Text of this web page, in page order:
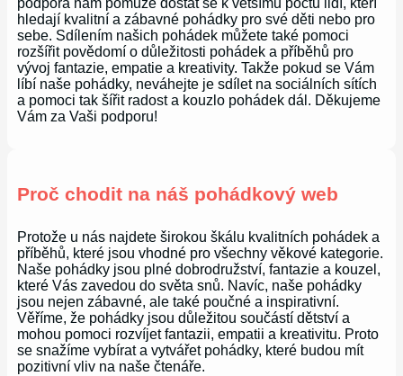
podpora nám pomůže dostat se k většímu počtu lidí, kteří
hledají kvalitní a zábavné pohádky pro své děti nebo pro
sebe. Sdílením našich pohádek můžete také pomoci
rozšířit povědomí o důležitosti pohádek a příběhů pro
vývoj fantazie, empatie a kreativity. Takže pokud se Vám
líbí naše pohádky, neváhejte je sdílet na sociálních sítích
a pomoci tak šířit radost a kouzlo pohádek dál. Děkujeme
Vám za Vaši podporu!
Proč chodit na náš pohádkový web
Protože u nás najdete širokou škálu kvalitních pohádek a
příběhů, které jsou vhodné pro všechny věkové kategorie.
Naše pohádky jsou plné dobrodružství, fantazie a kouzel,
které Vás zavedou do světa snů. Navíc, naše pohádky
jsou nejen zábavné, ale také poučné a inspirativní.
Věříme, že pohádky jsou důležitou součástí dětství a
mohou pomoci rozvíjet fantazii, empatii a kreativitu. Proto
se snažíme vybírat a vytvářet pohádky, které budou mít
pozitivní vliv na naše čtenáře.